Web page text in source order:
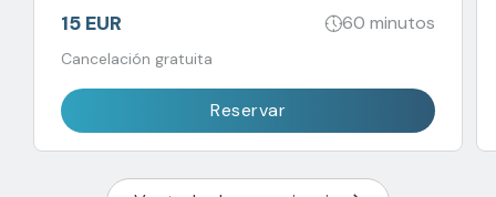
15 EUR 60 minutos
Cancelación gratuita
Reservar